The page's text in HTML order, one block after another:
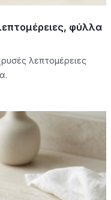
φύλλα
λεπτομέρειες